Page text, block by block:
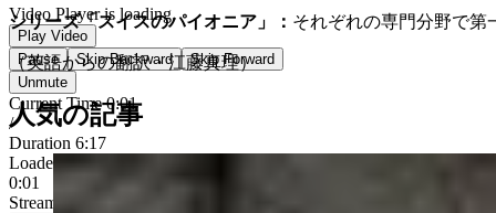
Video Player is loading.
Play Video
Pause
Skip Backward
Skip Forward
Unmute
Current Time0:04
/
Duration 6:17
Loaded
0:04
Stream Type
シリーズ「スイスのパイオニア」： それぞれの専門分野で第
（英語からの翻訳・江藤真理）
人気の記事